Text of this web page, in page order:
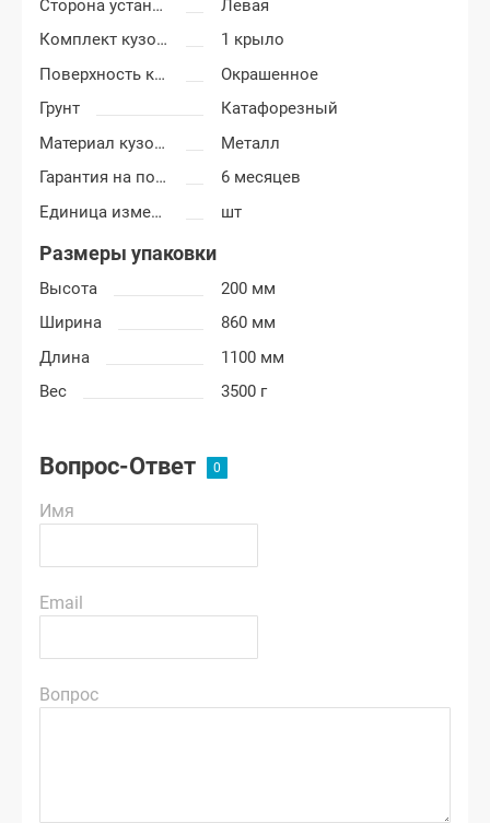
Сторона установки
Левая
Комплект кузовных деталей
1 крыло
Поверхность крыла
Окрашенное
Грунт
Катафорезный
Материал кузовных деталей
Металл
Гарантия на покраску
6 месяцев
Единица измерения
шт
Размеры упаковки
Высота
200 мм
Ширина
860 мм
Длина
1100 мм
Вес
3500 г
Вопрос-Ответ
Имя
Email
Вопрос